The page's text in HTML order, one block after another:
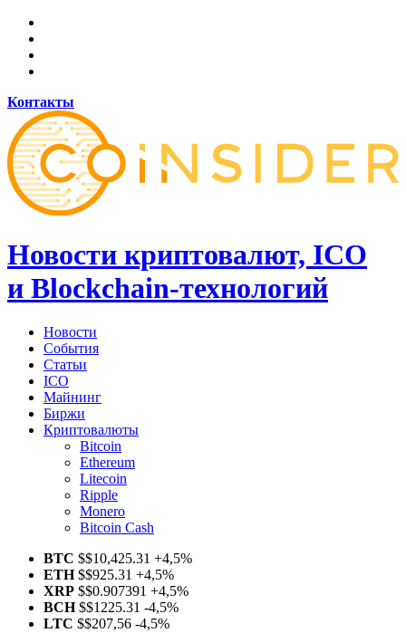
Контакты
Новости криптовалют, ICO
и Blockchain-технологий
Новости
События
Статьи
ICO
Майнинг
Биржи
Криптовалюты
Bitcoin
Ethereum
Litecoin
Ripple
Monero
Bitcoin Cash
BTC $$10,425.31 +4,5%
ETH$$925.31 +4,5%
XRP $$0.907391 +4,5%
BCH$$1225.31 -4,5%
LTC $$207,56 -4,5%